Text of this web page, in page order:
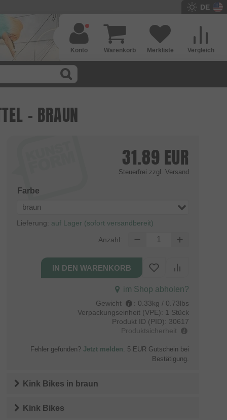
DE
Vergleich
Merkliste
Warenkorb
Konto
- BRAUN
31.89 EUR
Steuerfrei zzgl. Versand
Farbe
braun
Lieferung: auf Lager (sofort versandbereit)
Anzahl:
im Shop abholen?
Gewicht : 0.33kg / 0.73lbs
Verpackungseinheit (VPE): 1 Stück
Produkt ID (PID): 30617
Produktsicherheit
Fehler gefunden? Jetzt melden. 5 EUR Gutschein bei
Bestätigung.
Kink Bikes in braun
Kink Bikes